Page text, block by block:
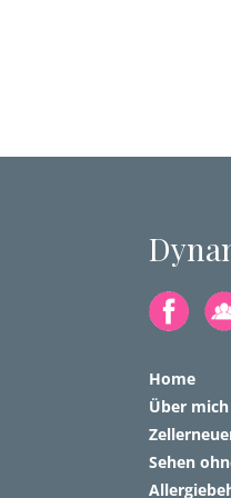
Home
Über mich
Sehen